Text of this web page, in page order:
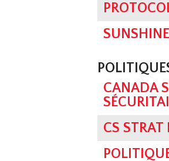
CANADA
CS STRAT